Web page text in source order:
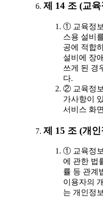
제 14 조 (교
① 교육정
스용 설비
공에 적합
설비에 장
쓰게 된 경
다.
② 교육정
가사항이
서비스 화
제 15 조 (개
① 교육정
에 관한 법
률 등 관계
이용자의
는 개인정